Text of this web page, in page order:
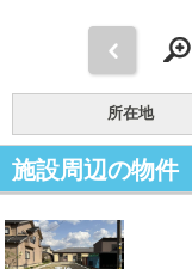
所在地
施設周辺の物件